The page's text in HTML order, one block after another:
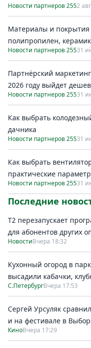
Новости партнеров 2552 авг
Материалы и покрытия
полипропилен,
Новости партнеров 25531
Партнёрский
2026 году выйдет
Новости партнеров 25531
Как выбрать
дачника
Новости партнеров 25531
Как выбрать
практические
Новости партнеров 25531
Последние
Т2 перезапускает
для абонентов других
НовостиВчера 18:32
Кухонный огород в
высадили кабачки,
С.ПетербургВчера 17:53
Сергей Урсуляк
и на фестивале в
КиноВчера 17:29